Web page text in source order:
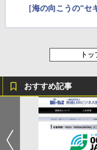
［海の向こうの“
ト
おすすめ記事